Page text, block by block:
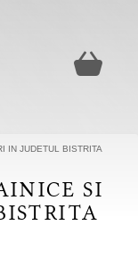
IN JUDETUL BISTRITA
SI